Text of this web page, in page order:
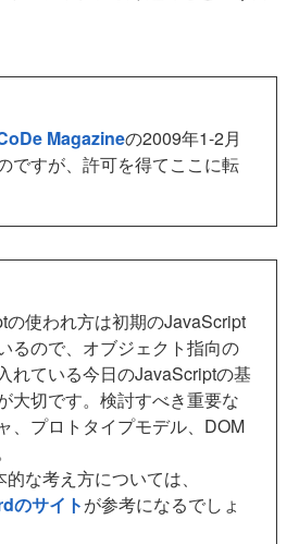
Magazineの2009年1-2月
ですが、許可を得てここに転
使われ方は初期のJavaScript
るので、オブジェクト指向の
れている今日のJavaScriptの基
大切です。検討すべき重要な
、プロトタイプモデル、DOM
な考え方については、
のサイトが参考になるでしょ